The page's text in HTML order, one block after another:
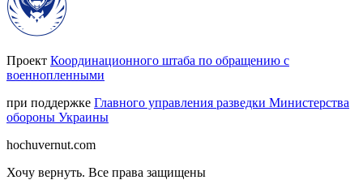
Проект Координационного штаба по обращению с
военнопленными
при поддержке Главного управления разведки Министерства
обороны Украины
hochuvernut.com
Хочу вернуть. Все права защищены